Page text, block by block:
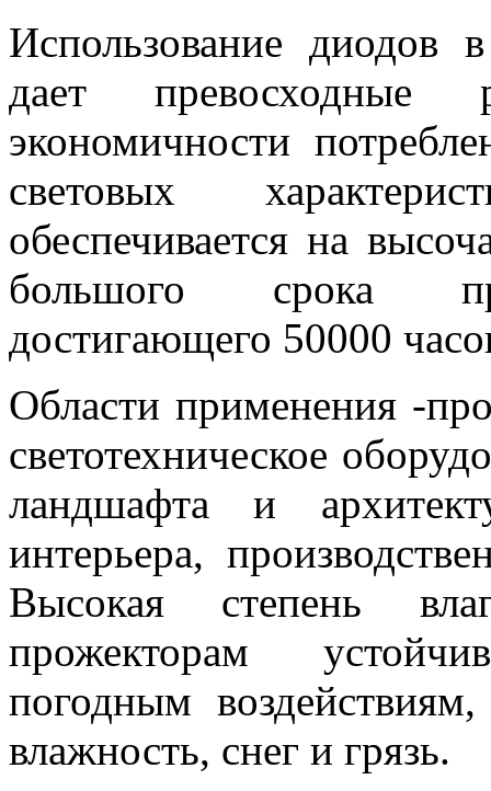
Использование диодов
дает
экономичности
световых
обеспечивается на
большого срока
достигающего 50000
Области применения -
светотехническое
ландшафта и
интерьера,
Высокая степень
прожекторам
погодным
влажность, снег и грязь.